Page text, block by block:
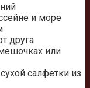
и море
друга
или
салфетки из